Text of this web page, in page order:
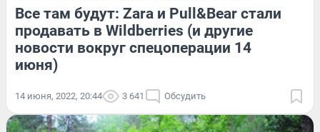
Все там будут: Zara и Pull&Bear стали
продавать в Wildberries (и другие
новости вокруг спецоперации 14
июня)
14 июня, 2022, 20:44 3 641 Обсудить